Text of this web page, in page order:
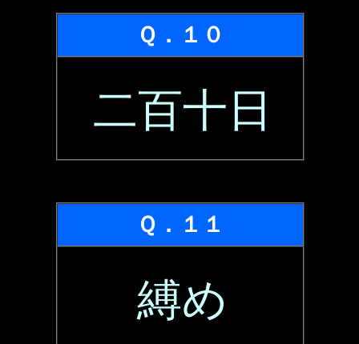
Ｑ．１０
二百十日
Ｑ．１１
縛め